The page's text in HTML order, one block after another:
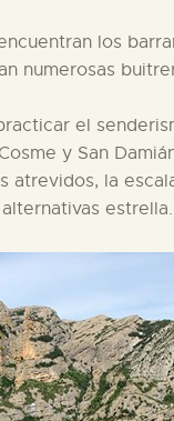
los
numerosas
el
y San
atrevidos, la
estrella.